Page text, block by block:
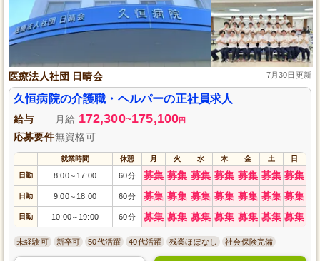
医療法人社団 日晴会 7月30日更新
久恒病院の介護職・ヘルパーの正社員求人
給与 月給 172,300~175,100円
応募要件無資格可
就業時間 休憩 月 火 水 木 金 土 日
日勤 8:00～ 17:00 60分 募集 募集 募集 募集 募集 募集 募集
日勤 9:00～ 18:00 60分 募集 募集 募集 募集 募集 募集 募集
日勤 10:00～ 19:00 60分 募集 募集 募集 募集 募集 募集 募集
未経験可 新卒可 50代活躍 40代活躍 残業ほぼなし 社会保険完備